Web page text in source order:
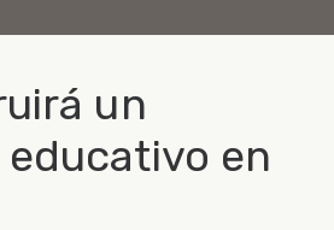
un
en